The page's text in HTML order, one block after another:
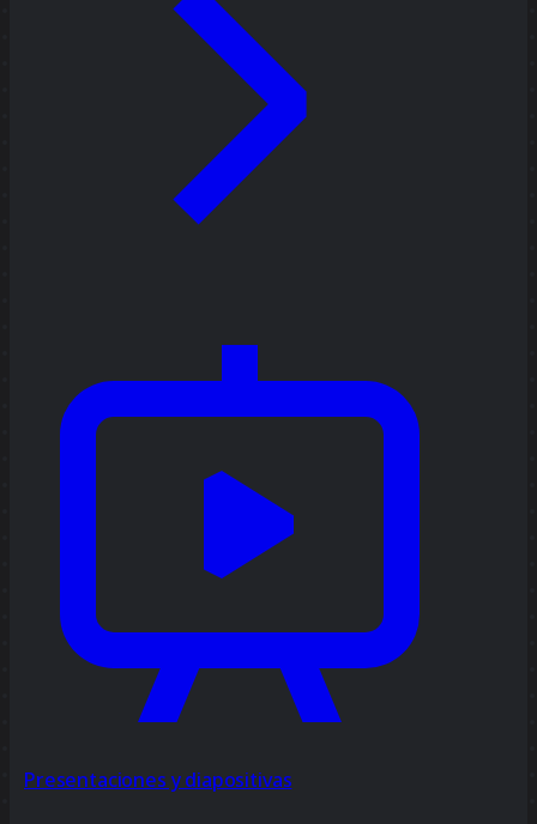
Presentaciones y diapositivas